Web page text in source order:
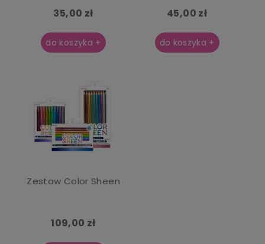
35,00 zł
do koszyka +
45,00 zł
do koszyka +
Zestaw Color Sheen
109,00 zł